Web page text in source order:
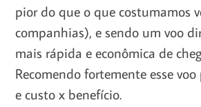
pior do que o que costumamos
companhias), e sendo um voo
mais rápida e econômica de
Recomendo fortemente esse
e custo x benefício.